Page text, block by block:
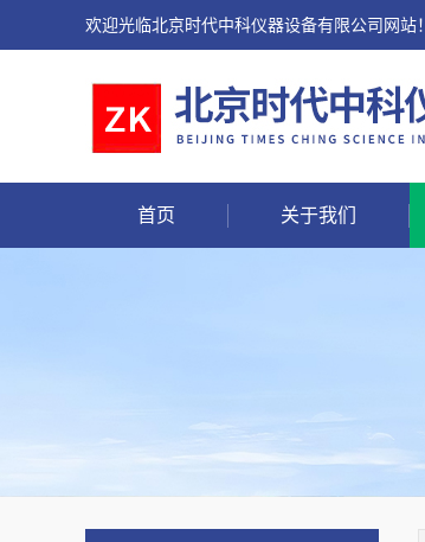
欢迎光临北京时代中科仪器设备有限公司网站！
首页 关于我们